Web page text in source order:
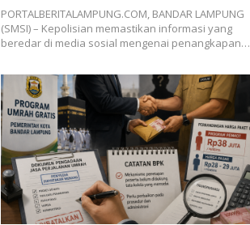
PORTALBERITALAMPUNG.COM, BANDAR LAMPUNG
(SMSI) – Kepolisian memastikan informasi yang
beredar di media sosial mengenai penangkapan…